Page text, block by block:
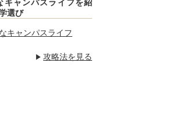
キャンパスライフを紹
選び
キャンパスライフ
攻略法を見る